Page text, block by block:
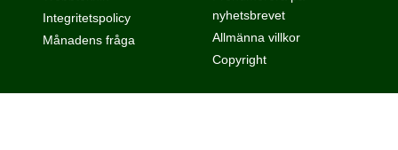
Integritetspolicy
Månadens fråga
nyhetsbrevet
Allmänna villkor
Copyright